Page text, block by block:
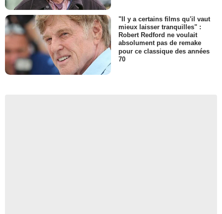
"Il y a certains films qu'il vaut
mieux laisser tranquilles" :
Robert Redford ne voulait
absolument pas de remake
pour ce classique des années
70